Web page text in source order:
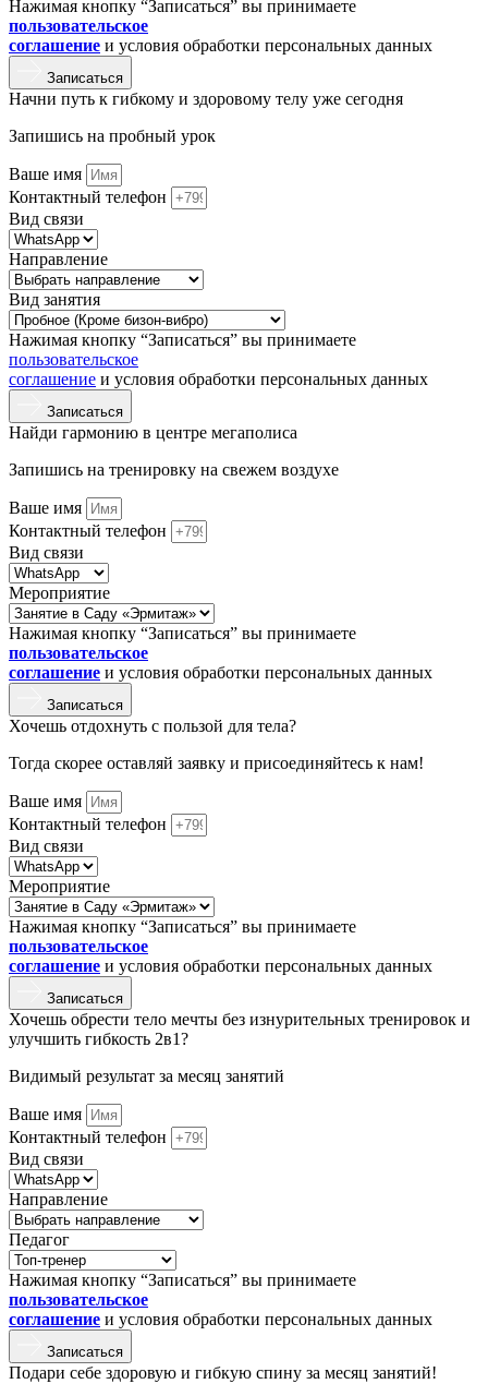
Нажимая кнопку “Записаться” вы принимаете
пользовательское
соглашение и условия обработки персональных данных
Записаться
Начни путь к гибкому и здоровому телу уже сегодня
Запишись на пробный урок
Ваше имя
Контактный телефон
Вид связи
Направление
Вид занятия
Нажимая кнопку “Записаться” вы принимаете
пользовательское
соглашение и условия обработки персональных данных
Записаться
Найди гармонию в центре мегаполиса
Запишись на тренировку на свежем воздухе
Ваше имя
Контактный телефон
Вид связи
Мероприятие
Нажимая кнопку “Записаться” вы принимаете
пользовательское
соглашение и условия обработки персональных данных
Записаться
Хочешь отдохнуть с пользой для тела?
Тогда скорее оставляй заявку и присоединяйтесь к нам!
Ваше имя
Контактный телефон
Вид связи
Мероприятие
Нажимая кнопку “Записаться” вы принимаете
пользовательское
соглашение и условия обработки персональных данных
Записаться
Хочешь обрести тело мечты без изнурительных тренировок и
улучшить гибкость 2в1?
Видимый результат за месяц занятий
Ваше имя
Контактный телефон
Вид связи
Направление
Педагог
Нажимая кнопку “Записаться” вы принимаете
пользовательское
соглашение и условия обработки персональных данных
Записаться
Подари себе здоровую и гибкую спину за месяц занятий!